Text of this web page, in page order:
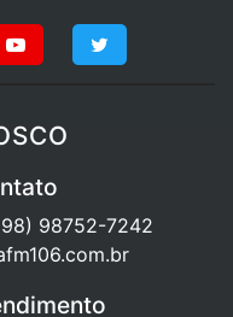
98752-7242